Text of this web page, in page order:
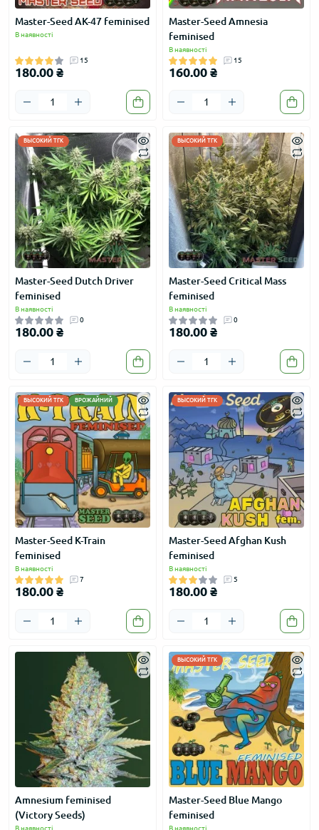
Master-Seed АК-47 feminised
В наявності
15
180.00 ₴
Master-Seed Amnesia
feminised
В наявності
15
160.00 ₴
ВЫСОКИЙ ТГК
Master-Seed Dutch Driver
feminised
В наявності
0
180.00 ₴
ВЫСОКИЙ ТГК
Master-Seed Critical Mass
feminised
В наявності
0
180.00 ₴
ВЫСОКИЙ ТГК ВРОЖАЙНИЙ
Master-Seed K-Train
feminised
В наявності
7
180.00 ₴
ВЫСОКИЙ ТГК
Master-Seed Afghan Kush
feminised
В наявності
5
180.00 ₴
Amnesium feminised
(Victory Seeds)
В наявності
ВЫСОКИЙ ТГК
Master-Seed Blue Mango
feminised
В наявності